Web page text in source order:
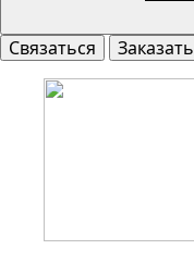
Связаться Заказать